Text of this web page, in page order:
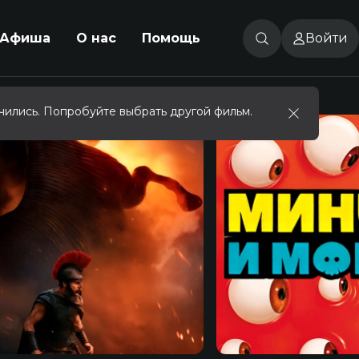
Афиша О нас Помощь Войти
Попробуйте выбрать другой фильм.